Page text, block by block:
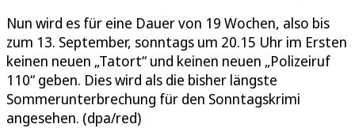
Nun wird es für eine Dauer von 19 Wochen, also bis
zum 13. September, sonntags um 20.15 Uhr im Ersten
keinen neuen „Tatort“ und keinen neuen „Polizeiruf
110“ geben. Dies wird als die bisher längste
Sommerunterbrechung für den Sonntagskrimi
angesehen. (dpa/red)